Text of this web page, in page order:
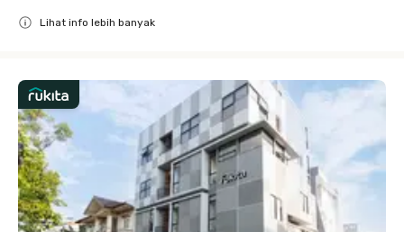
Lihat info lebih banyak